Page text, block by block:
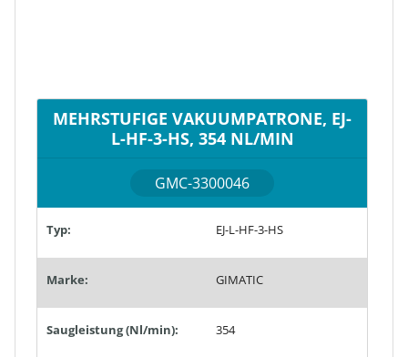
MEHRSTUFIGE VAKUUMPATRONE, EJ-
L-HF-3-HS, 354 NL/MIN
GMC-3300046
Typ: EJ-L-HF-3-HS
Marke: GIMATIC
Saugleistung (Nl/min): 354